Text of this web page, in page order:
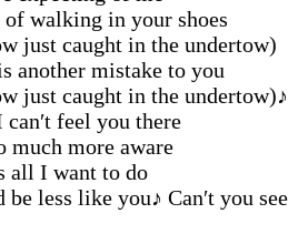
of walking in your shoes
just caught in the undertow)
another mistake to you
just caught in the undertow)♪
can′t feel you there
much more aware
all I want to do
be less like you♪ Can′t you